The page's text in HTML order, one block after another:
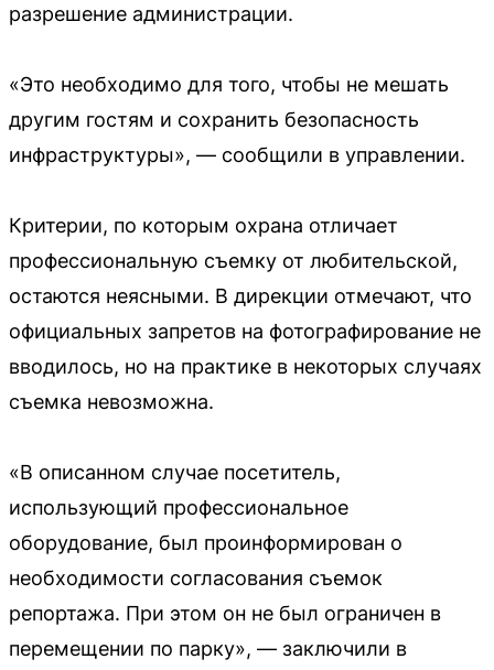
разрешение администрации.
«Это необходимо для того, чтобы не мешать
другим гостям и сохранить безопасность
инфраструктуры», — сообщили в управлении.
Критерии, по которым охрана отличает
профессиональную съемку от любительской,
остаются неясными. В дирекции отмечают, что
официальных запретов на фотографирование не
вводилось, но на практике в некоторых случаях
съемка невозможна.
«В описанном случае посетитель,
использующий профессиональное
оборудование, был проинформирован о
необходимости согласования съемок
репортажа. При этом он не был ограничен в
перемещении по парку», — заключили в